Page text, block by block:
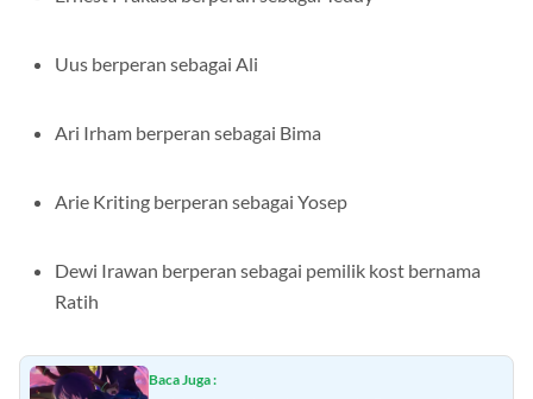
Uus berperan sebagai Ali
Ari Irham berperan sebagai Bima
Arie Kriting berperan sebagai Yosep
Dewi Irawan berperan sebagai pemilik kost bernama
Ratih
Baca Juga :